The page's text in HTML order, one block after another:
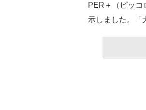
PER＋（ピッコ
示しました。「